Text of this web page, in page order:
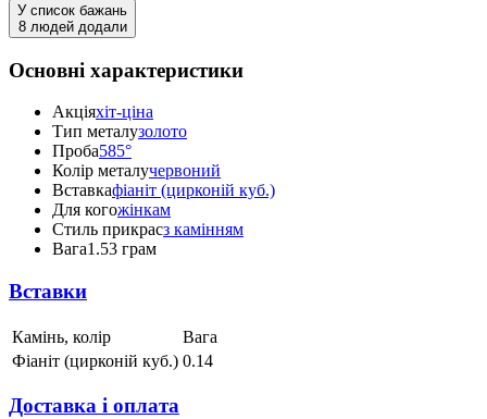
У список бажань
8 людей додали
Основні характеристики
Акціяхіт-ціна
Тип металузолото
Проба585°
Колір металучервоний
Вставкафіаніт (цирконій куб.)
Для когожінкам
Стиль прикрасз камінням
Вага1.53 грам
Вставки
Камінь, колір
Вага
Фіаніт (цирконій куб.) 0.14
Доставка і оплата